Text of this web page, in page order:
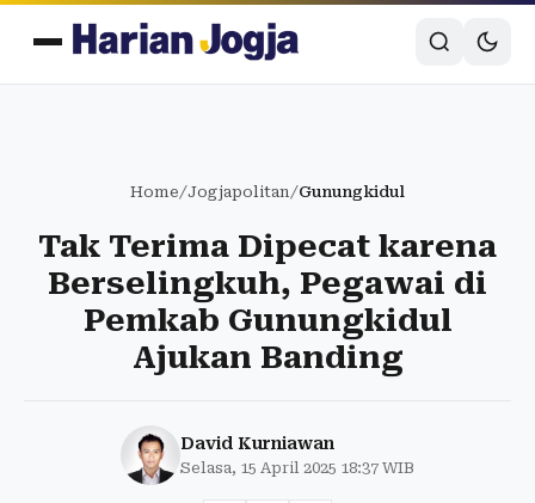
Home/Jogjapolitan/Gunungkidul
Tak Terima Dipecat karena
Berselingkuh, Pegawai di
Pemkab Gunungkidul
Ajukan Banding
David Kurniawan
Selasa, 15 April 2025 18:37 WIB